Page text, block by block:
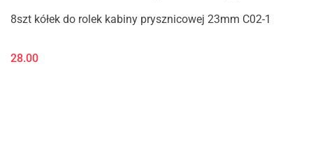
8szt kółek do rolek kabiny prysznicowej 23mm C02-1
28.00